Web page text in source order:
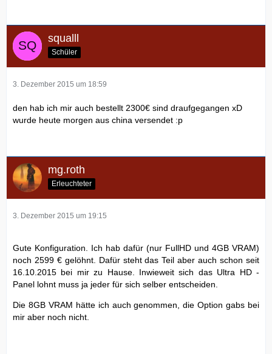
squalll
Schüler
3. Dezember 2015 um 18:59
den hab ich mir auch bestellt 2300€ sind draufgegangen xD
wurde heute morgen aus china versendet :p
mg.roth
Erleuchteter
3. Dezember 2015 um 19:15
Gute Konfiguration. Ich hab dafür (nur FullHD und 4GB VRAM)
noch 2599 € gelöhnt. Dafür steht das Teil aber auch schon seit
16.10.2015 bei mir zu Hause. Inwieweit sich das Ultra HD -
Panel lohnt muss ja jeder für sich selber entscheiden.
Die 8GB VRAM hätte ich auch genommen, die Option gabs bei
mir aber noch nicht.